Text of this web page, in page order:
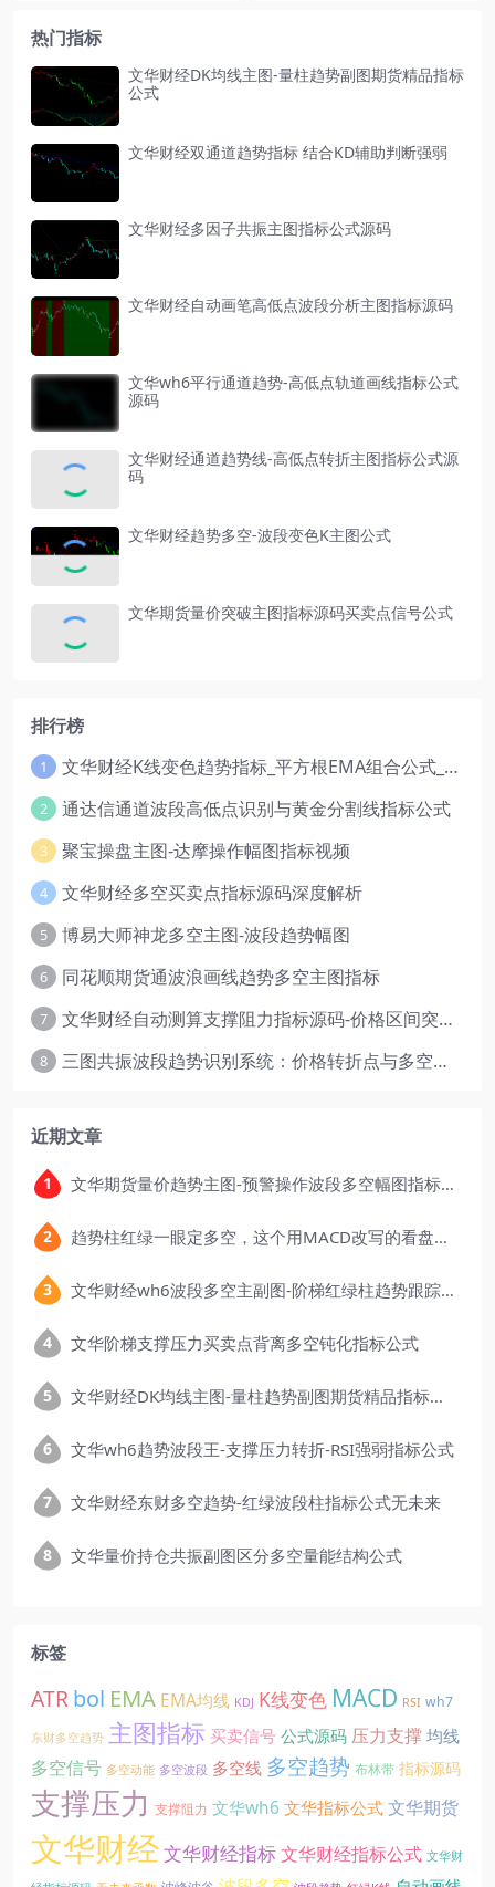
热门指标
文华财经DK均线主图-量柱趋势副图期货精品指标
公式
文华财经双通道趋势指标 结合KD辅助判断强弱
文华财经多因子共振主图指标公式源码
文华财经自动画笔高低点波段分析主图指标源码
文华wh6平行通道趋势-高低点轨道画线指标公式
源码
文华财经通道趋势线-高低点转折主图指标公式源
码
文华财经趋势多空-波段变色K主图公式
文华期货量价突破主图指标源码买卖点信号公式
排行榜
1 文华财经K线变色趋势指标_平方根EMA组合公式_红绿波段操盘指标源码
2 通达信通道波段高低点识别与黄金分割线指标公式
3 聚宝操盘主图-达摩操作幅图指标视频
4 文华财经多空买卖点指标源码深度解析
5 博易大师神龙多空主图-波段趋势幅图
6 同花顺期货通波浪画线趋势多空主图指标
7 文华财经自动测算支撑阻力指标源码-价格区间突破多空
8 三图共振波段趋势识别系统：价格转折点与多空动能分析
近期文章
文华期货量价趋势主图-预警操作波段多空幅图指标公式
趋势柱红绿一眼定多空，这个用MACD改写的看盘指标，把顶底信号可视化后简单多了
文华财经wh6波段多空主副图-阶梯红绿柱趋势跟踪指标公式
文华阶梯支撑压力买卖点背离多空钝化指标公式
文华财经DK均线主图-量柱趋势副图期货精品指标公式
文华wh6趋势波段王-支撑压力转折-RSI强弱指标公式
文华财经东财多空趋势-红绿波段柱指标公式无未来
文华量价持仓共振副图区分多空量能结构公式
标签
ATRbol EMA EMA均线 KDJ K线变色 MACD RSI wh7
东财多空趋势 主图指标 买卖信号公式源码 压力支撑 均线
多空信号 多空动能 多空波段 多空线 多空趋势 布林带 指标源码
支撑压力 支撑阻力 文华wh6 文华指标公式文华期货
文华财经文华财经指标文华财经指标公式 文华财